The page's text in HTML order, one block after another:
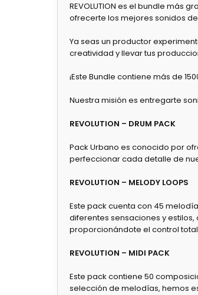
REVOLUTION es el bundle más
ofrecerte los mejores sonidos
Ya seas un productor
creatividad y llevar tus
¡Este Bundle contiene más de
Nuestra misión es entregarte
REVOLUTION – DRUM PACK
Pack Urbano es conocido por
perfeccionar cada detalle de
REVOLUTION – MELODY LOOPS
Este pack cuenta con 45
diferentes sensaciones y
proporcionándote el control
REVOLUTION – MIDI PACK
Este pack contiene 50
selección de melodías, hemos